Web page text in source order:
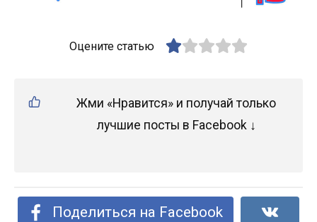
Оцените статью
Жми «Нравится» и получай только
лучшие посты в Facebook ↓
Поделиться на Facebook